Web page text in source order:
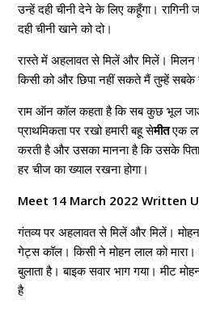
उन्हें दही चीनी देने के लिए कहूँगा।
दही चीनी खाने को दो।
रास्ते में अहलावत से मिलें और मिलें।
किसी को और छिपा नहीं सकते मैं तुम्हें सबके
राम ऑन कॉल कहता है कि सब कुछ भूल
प्राथमिकता पर रखो हमारी बहू सेमीतएक
करती है और उसका मानना ​​​​है कि उसके
हर चीज का ख्याल रखना होगा।
Meet 14 March 2022 Written
गंतव्य पर अहलावत से मिलें और मिलें।
गेट्स कॉल। किसी ने मोहन लाल को मारा।
बुलाता है। बाइक सवार भाग गया। मीट
है